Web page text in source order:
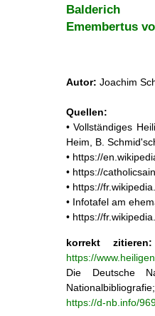
Balderich
Emembertus
Autor: Joachim
Quellen:
• Vollständiges
Heim, B.
• https://
• https://
• https://
• Infotafel am
• https://
korrekt zitieren:
https://
Die Deutsche
https://d-nb.info/